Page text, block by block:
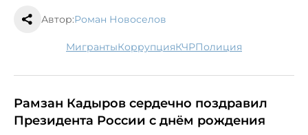
Автор:Роман Новоселов
мигранты коррупция КЧР полиция
Рамзан Кадыров сердечно поздравил
Президента России с днём рождения